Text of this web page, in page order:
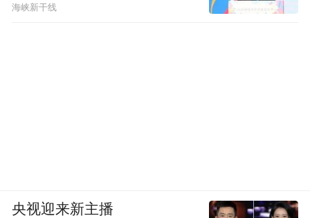
海峡新干线
央视迎来新主播